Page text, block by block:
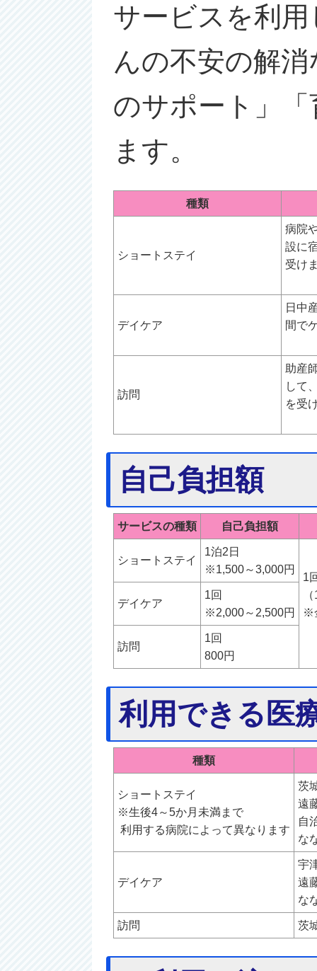
サービスを利
んの不安の解
のサポート」
ます。
種類
ショートステイ
病院
設に
受け
デイケア
日中
間で
訪問
助産
して
を受
自己負担額
サービスの種類 自己負担額
ショートステイ
1泊2日
※1,500～3,000円
1
※
デイケア
1回
※2,000～2,500円
訪問
1回
800円
利用できる医
種類
ショートステイ
※生後4～5か月未満まで
利用する病院によって異なります
茨
遠
自
な
デイケア
宇
遠
な
訪問 茨